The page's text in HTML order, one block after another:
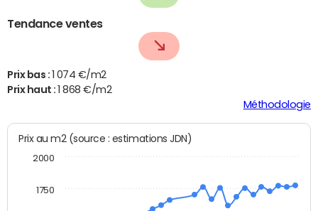
Tendance ventes
Prix bas :
1 074 €/m2
Prix haut :
1 868 €/m2
Méthodologie
Prix au m2 (source : estimations JDN)
1750
2000